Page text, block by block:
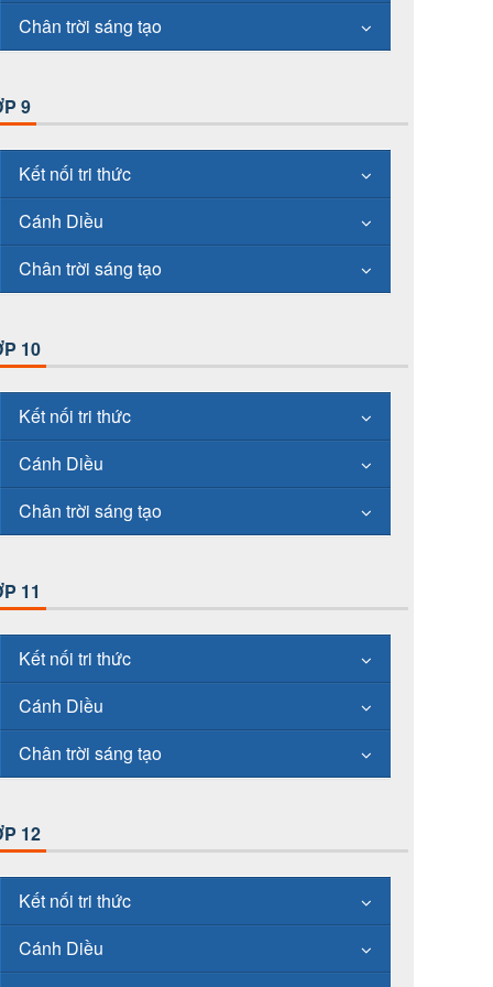
Chân trời sáng tạo
9
Kết nối tri thức
Cánh Diều
Chân trời sáng tạo
10
Kết nối tri thức
Cánh Diều
Chân trời sáng tạo
11
Kết nối tri thức
Cánh Diều
Chân trời sáng tạo
12
Kết nối tri thức
Cánh Diều